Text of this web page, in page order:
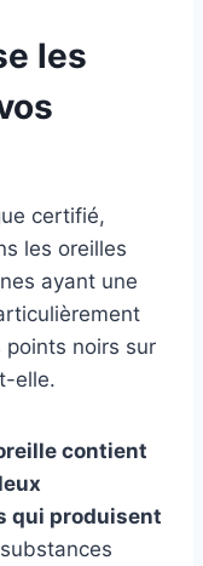
les
certifié,
les oreilles
ayant une
noirs sur
elle.
contient
qui produisent